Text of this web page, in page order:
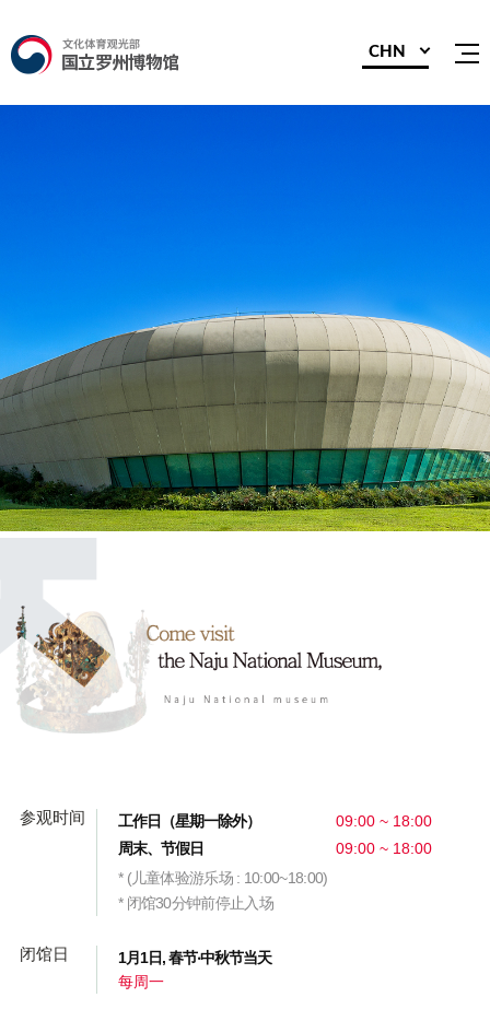
CHN
参观时间 工作日（星期一除外）
09:00 ~ 18:00
周末、节假日
09:00 ~ 18:00
* (儿童体验游乐场 : 10:00~18:00)
* 闭馆30分钟前停止入场
闭馆日
1月1日, 春节‧中秋节当天
每周一